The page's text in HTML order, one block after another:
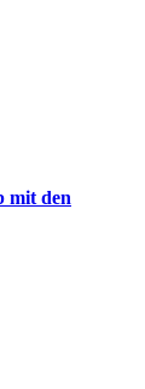
mit den